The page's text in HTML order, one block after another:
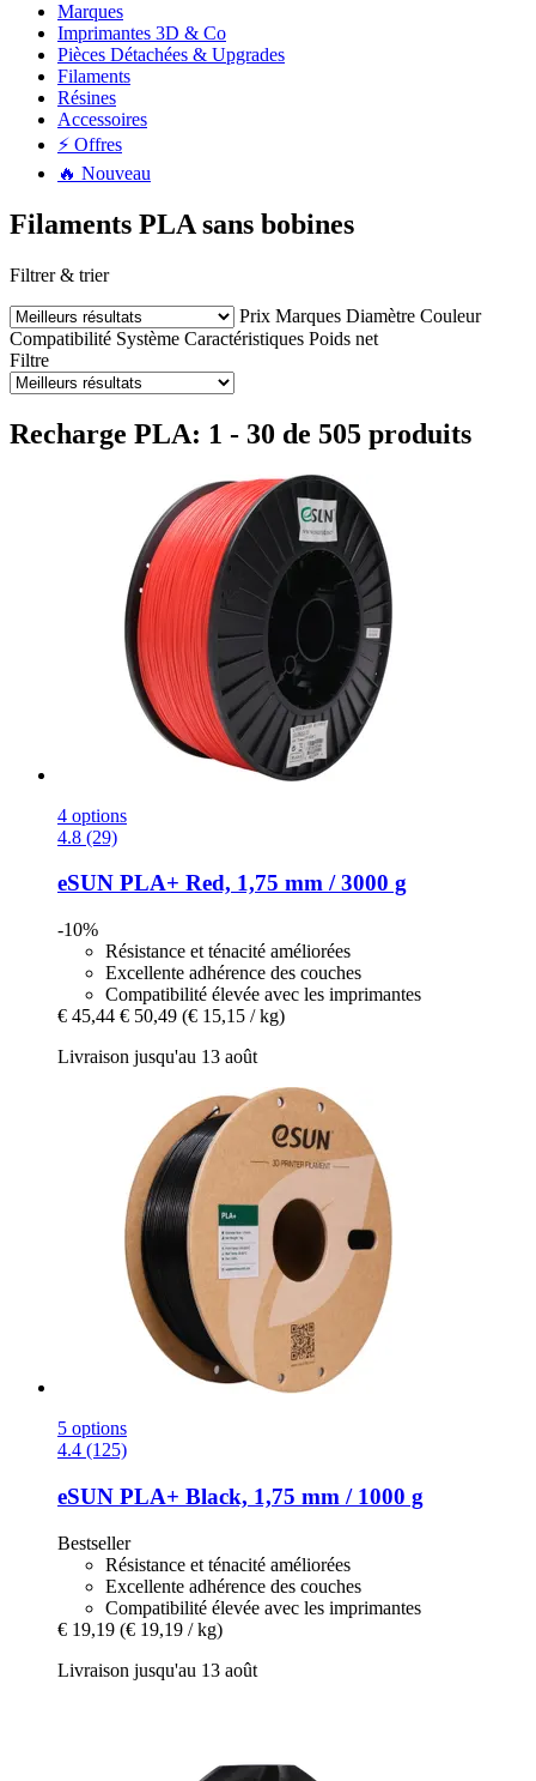
Marques
Imprimantes 3D & Co
Pièces Détachées & Upgrades
Filaments
Résines
Accessoires
⚡ Offres
🔥 Nouveau
Filaments PLA sans bobines
Filtrer & trier
Prix Marques Diamètre Couleur
Compatibilité Système Caractéristiques Poids net
Filtre
Recharge PLA: 1 - 30 de 505 produits
4 options
4.8 (29)
eSUN PLA+ Red, 1,75 mm / 3000 g
-10%
Résistance et ténacité améliorées
Excellente adhérence des couches
Compatibilité élevée avec les imprimantes
€ 45,44 € 50,49 (€ 15,15 / kg)
Livraison jusqu'au 13 août
5 options
4.4 (125)
eSUN PLA+ Black, 1,75 mm / 1000 g
Bestseller
Résistance et ténacité améliorées
Excellente adhérence des couches
Compatibilité élevée avec les imprimantes
€ 19,19 (€ 19,19 / kg)
Livraison jusqu'au 13 août